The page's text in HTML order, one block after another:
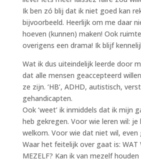
Ik ben zó blij dat ik niet goed kan
bijvoorbeeld. Heerlijk om me daar
hoeven (kunnen) maken! Ook
overigens een drama! Ik blijf
Wat ik dus uiteindelijk leerde door
dat alle mensen geaccepteerd
ze zijn. ‘HB’, ADHD, autistisch,
gehandicapten.
Ook ‘weet’ ik inmiddels dat ik mijn
heb gekregen. Voor wie leren wil: je
welkom. Voor wie dat niet wil, even
Waar het feitelijk over gaat is: WAT
MEZELF? Kan ik van mezelf